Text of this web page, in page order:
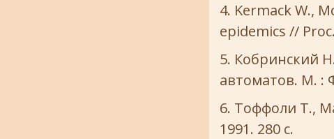
Kermack W.,
epidemics //
Кобринский
автоматов. М. :
Тоффоли Т.,
1991. 280 с.